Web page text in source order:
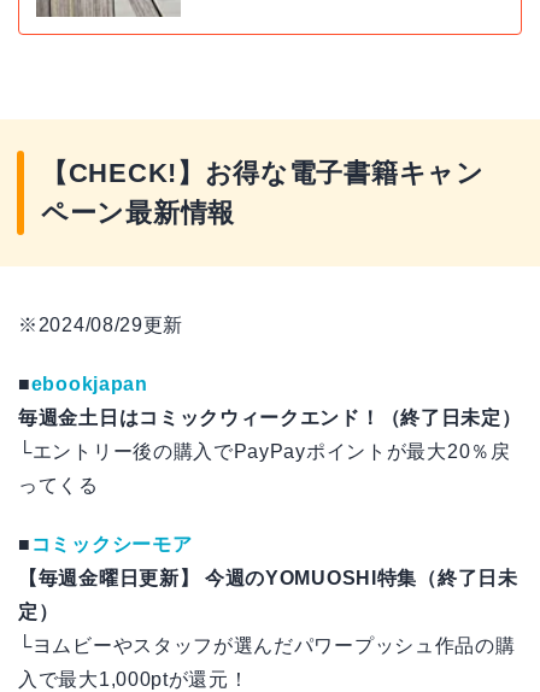
【CHECK!】お得な電子書籍キャン
ペーン最新情報
※2024/08/29更新
■ebookjapan
毎週金土日はコミックウィークエンド！（終了日未定）
└エントリー後の購入でPayPayポイントが最大20％戻
ってくる
■ コミックシーモア
【毎週金曜日更新】 今週のYOMUOSHI特集（終了日未
定）
└ヨムビーやスタッフが選んだパワープッシュ作品の購
入で最大1,000ptが還元！